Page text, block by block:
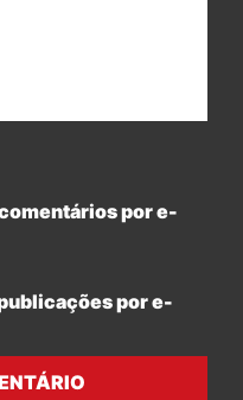
por e-
por e-